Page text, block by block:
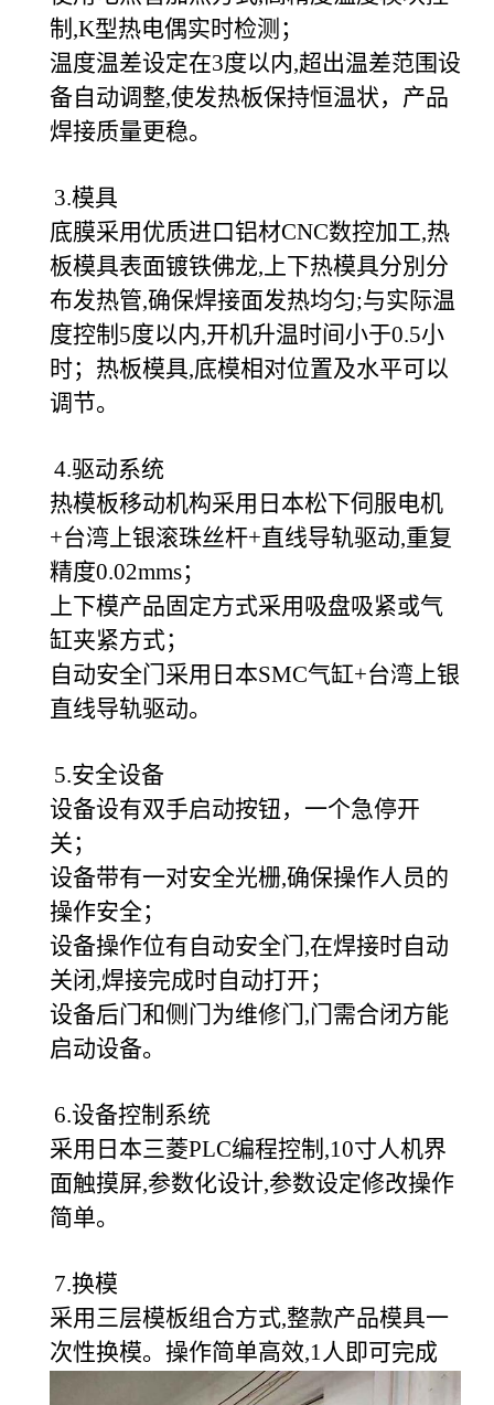
制,K型热电偶实时检测；
温度温差设定在3度以内,超出温差范围设
备自动调整,使发热板保持恒温状，产品
焊接质量更稳。
3.模具
底膜采用优质进口铝材CNC数控加工,热
板模具表面镀铁佛龙,上下热模具分別分
布发热管,确保焊接面发热均匀;与实际温
度控制5度以内,开机升温时间小于0.5小
时；热板模具,底模相对位置及水平可以
调节。
4.驱动系统
热模板移动机构采用日本松下伺服电机
+台湾上银滚珠丝杆+直线导轨驱动,重复
精度0.02mms；
上下模产品固定方式采用吸盘吸紧或气
缸夹紧方式；
自动安全门采用日本SMC气缸+台湾上银
直线导轨驱动。
5.安全设备
设备设有双手启动按钮，一个急停开
关；
设备带有一对安全光栅,确保操作人员的
操作安全；
设备操作位有自动安全门,在焊接时自动
关闭,焊接完成时自动打开；
设备后门和侧门为维修门,门需合闭方能
启动设备。
6.设备控制系统
采用日本三菱PLC编程控制,10寸人机界
面触摸屏,参数化设计,参数设定修改操作
简单。
7.换模
采用三层模板组合方式,整款产品模具一
次性换模。操作简单高效,1人即可完成